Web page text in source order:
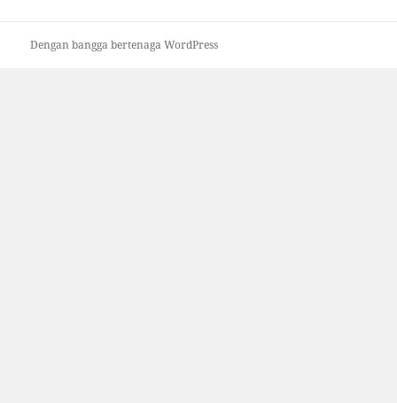
Dengan bangga bertenaga WordPress